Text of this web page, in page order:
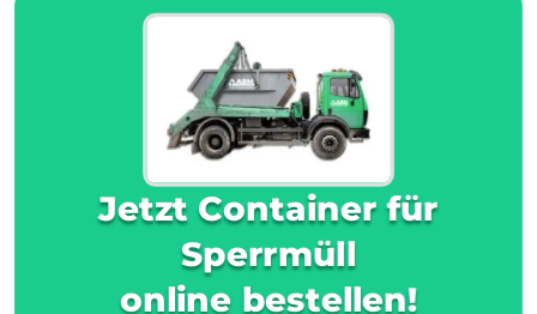
Jetzt Container für
Sperrmüll
online bestellen!